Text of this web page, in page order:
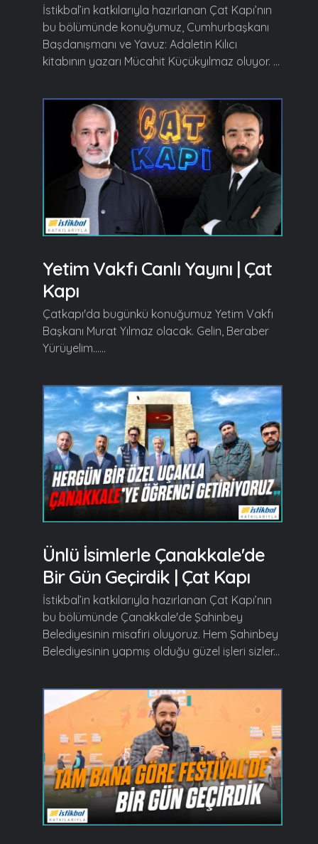
İstikbal’in katkılarıyla hazırlanan Çat Kapı’nın
bu bölümünde konuğumuz, Cumhurbaşkanı
Başdanışmanı ve Yavuz: Adaletin Kılıcı
kitabının yazarı Mücahit Küçükyılmaz oluyor. ...
Yetim Vakfı Canlı Yayını | Çat
Kapı
Çatkapı'da bugünkü konuğumuz Yetim Vakfı
Başkanı Murat Yılmaz olacak. Gelin, Beraber
Yürüyelim......
Ünlü İsimlerle Çanakkale'de
Bir Gün Geçirdik | Çat Kapı
İstikbal’in katkılarıyla hazırlanan Çat Kapı’nın
bu bölümünde Çanakkale'de Şahinbey
Belediyesinin misafiri oluyoruz. Hem Şahinbey
Belediyesinin yapmış olduğu güzel işleri sizler...